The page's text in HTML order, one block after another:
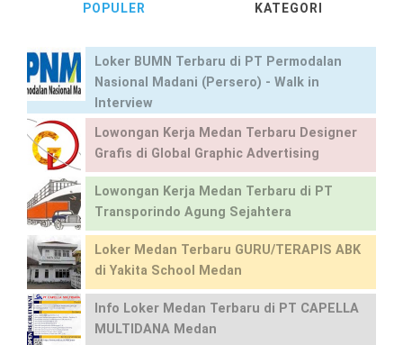
POPULER KATEGORI
Loker BUMN Terbaru di PT Permodalan
Nasional Madani (Persero) - Walk in
Interview
Lowongan Kerja Medan Terbaru Designer
Grafis di Global Graphic Advertising
Lowongan Kerja Medan Terbaru di PT
Transporindo Agung Sejahtera
Loker Medan Terbaru GURU/TERAPIS ABK
di Yakita School Medan
Info Loker Medan Terbaru di PT CAPELLA
MULTIDANA Medan